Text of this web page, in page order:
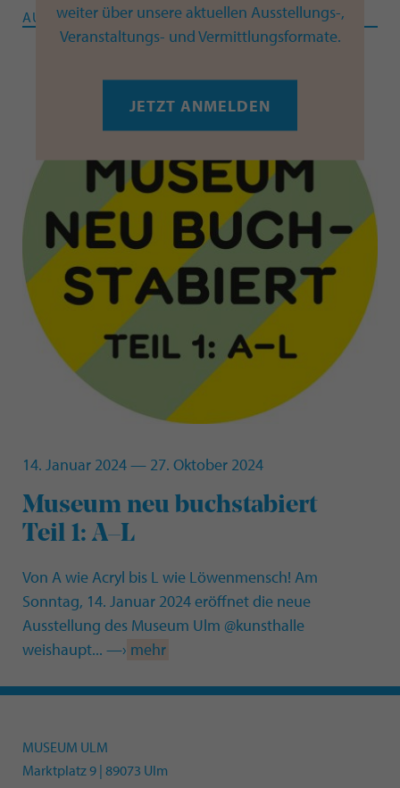
AUSSTELLUNG
14. Januar 2024 — 27. Oktober 2024
Museum neu buchstabiert:
Teil 1: A–L
Von A wie Acryl bis L wie Löwenmensch! Am
Sonntag, 14. Januar 2024 eröffnet die neue
Ausstellung des Museum Ulm @kunsthalle
weishaupt... —› mehr
MUSEUM ULM
Marktplatz 9 | 89073 Ulm
weiter über unsere aktuellen Ausstellungs-,
Veranstaltungs- und Vermittlungsformate.
JETZT ANMELDEN